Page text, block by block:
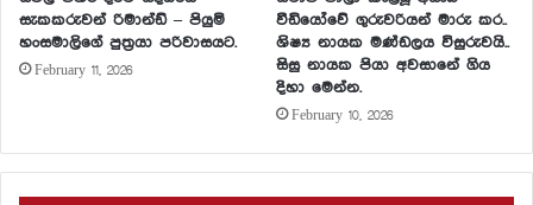
සැකකරුවන් රිමාන්ඩ් – පියුමි
හංසමාලිගේ පුත්‍රයා පරිවාසයට.
February 11, 2026
වීඩියෝවේ ගුරුවරියන් මාරු කර..
ශිෂ්‍ය නායක මණ්ඩලය විසුරුවයි..
සිසු නායක පියා අවසානේ ගිය
දිහා මෙන්න.
February 10, 2026